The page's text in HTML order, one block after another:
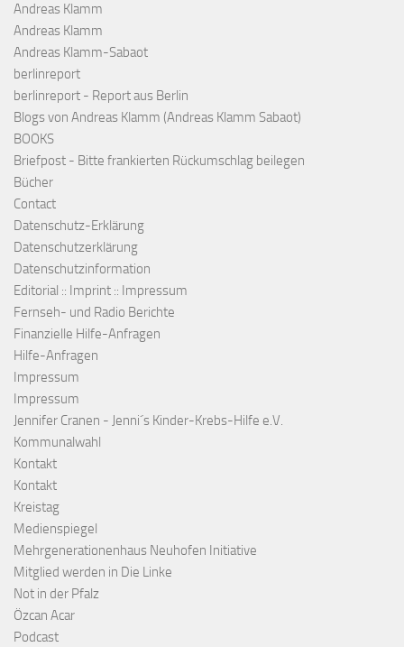
Andreas Klamm
Andreas Klamm
Andreas Klamm-Sabaot
berlinreport
berlinreport - Report aus Berlin
Blogs von Andreas Klamm (Andreas Klamm Sabaot)
BOOKS
Briefpost - Bitte frankierten Rückumschlag beilegen
Bücher
Contact
Datenschutz-Erklärung
Datenschutzerklärung
Datenschutzinformation
Editorial :: Imprint :: Impressum
Fernseh- und Radio Berichte
Finanzielle Hilfe-Anfragen
Hilfe-Anfragen
Impressum
Impressum
Jennifer Cranen - Jenni´s Kinder-Krebs-Hilfe e.V.
Kommunalwahl
Kontakt
Kontakt
Kreistag
Medienspiegel
Mehrgenerationenhaus Neuhofen Initiative
Mitglied werden in Die Linke
Not in der Pfalz
Özcan Acar
Podcast